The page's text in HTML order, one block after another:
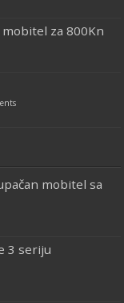
za 800Kn
mobitel sa
3 seriju